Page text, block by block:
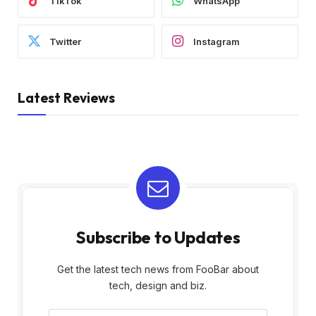
Twitter Instagram
Latest Reviews
Subscribe to Updates
Get the latest tech news from FooBar about
tech, design and biz.